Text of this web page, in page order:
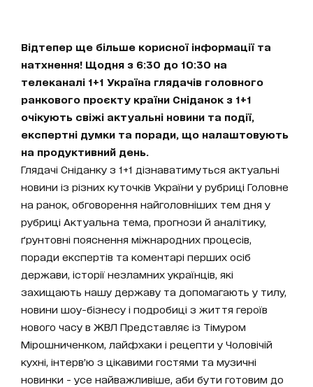
Відтепер ще більше корисної інформації та
натхнення! Щодня з 6:30 до 10:30 на
телеканалі 1+1 Україна глядачів головного
ранкового проєкту країни Сніданок з 1+1
очікують свіжі актуальні новини та події,
експертні думки та поради, що налаштовують
на продуктивний день.
Глядачі Сніданку з 1+1 дізнаватимуться актуальні
новини із різних куточків України у рубриці Головне
на ранок, обговорення найголовніших тем дня у
рубриці Актуальна тема, прогнози й аналітику,
ґрунтовні пояснення міжнародних процесів,
поради експертів та коментарі перших осіб
держави, історії незламних українців, які
захищають нашу державу та допомагають у тилу,
новини шоу-бізнесу і подробиці з життя героїв
нового часу в ЖВЛ Представляє із Тімуром
Мірошниченком, лайфхаки і рецепти у Чоловічій
кухні, інтерв’ю з цікавими гостями та музичні
новинки - усе найважливіше, аби бути готовим до